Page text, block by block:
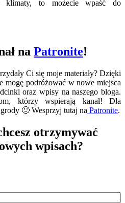
klimaty, to możecie wpaść do
na Patronite!
Ci się moje materiały? Dzięki
mogę podróżować w nowe miejsca
oraz wpisy na naszego bloga.
którzy wspierają kanał! Dla
🙂 Wesprzyj tutaj na Patronite.
otrzymywać
wpisach?